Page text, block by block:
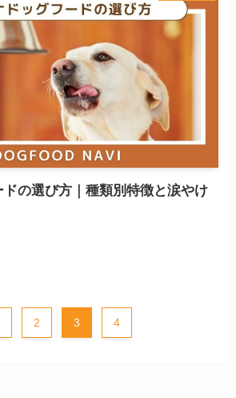
の選び方｜種類別特徴と涙やけ
2 3 4